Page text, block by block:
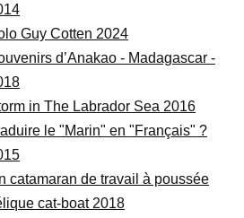
Guy Cotten 2024
d’Anakao - Madagascar -
in The Labrador Sea 2016
le "Marin" en "Français" ?
catamaran de travail à poussée
cat-boat 2018